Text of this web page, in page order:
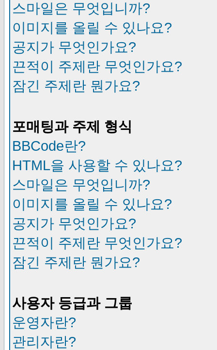
스마일은 무엇입니까?
이미지를 올릴 수 있나요?
공지가 무엇인가요?
끈적이 주제란 무엇인가요?
잠긴 주제란 뭔가요?
포매팅과 주제 형식
BBCode란?
HTML을 사용할 수 있나요?
스마일은 무엇입니까?
이미지를 올릴 수 있나요?
공지가 무엇인가요?
끈적이 주제란 무엇인가요?
잠긴 주제란 뭔가요?
사용자 등급과 그룹
운영자란?
관리자란?